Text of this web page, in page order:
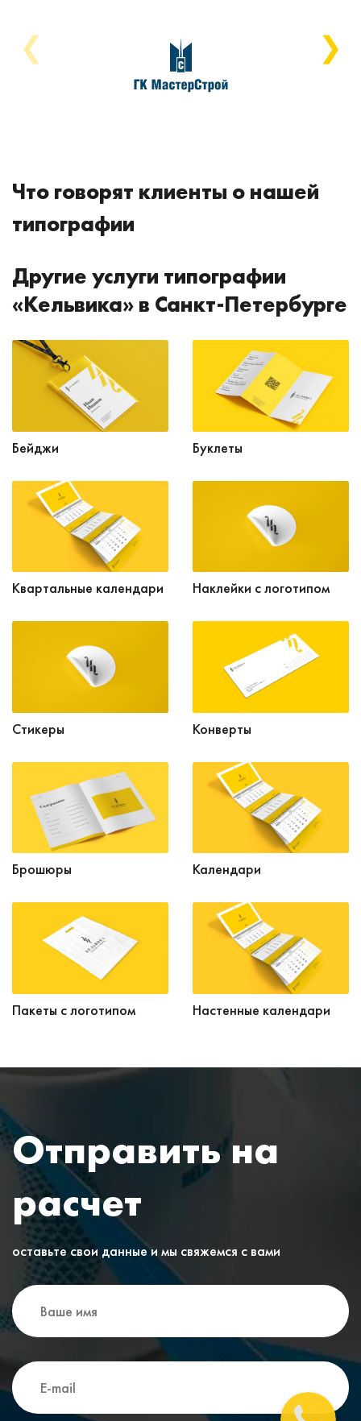
❮ ❯
Что говорят клиенты о нашей
типографии
Другие услуги типографии
«Кельвика» в Санкт-Петербурге
Бейджи Буклеты
Квартальные календари Наклейки с логотипом
Стикеры Конверты
Брошюры Календари
Пакеты с логотипом Настенные календари
Отправить на
расчет
оставьте свои данные и мы свяжемся с вами